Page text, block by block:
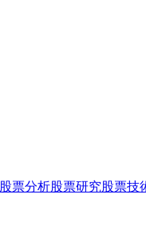
股票分析股票研究股票技